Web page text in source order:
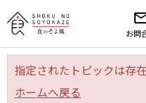
お問
指定されたトピックは存
ホームへ戻る